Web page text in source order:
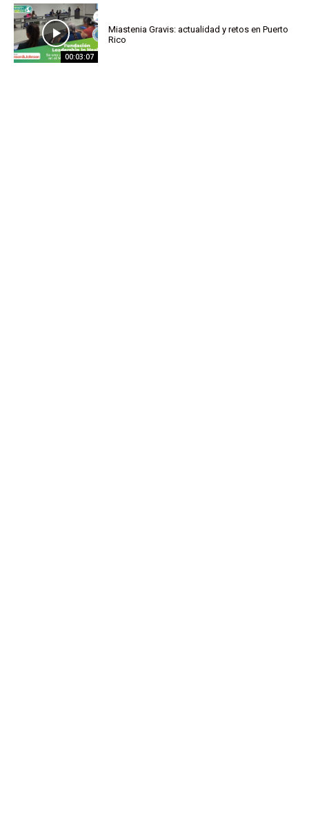
00:03:07
Miastenia Gravis: actualidad y retos en Puerto
Rico